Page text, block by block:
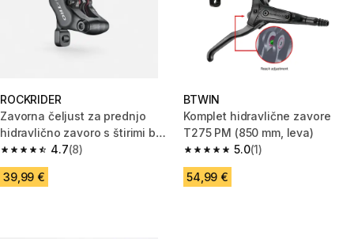
ROCKRIDER
Zavorna čeljust za prednjo
hidravlično zavoro s štirimi bati
M530 z bovdnom
4.7
4.7 od 5 zvezdic from 8 ocene
(8)
39,99 €
BTWIN
Komplet hidravlične zavore
T275 PM (850 mm, leva)
5.0
5.0 od 5 zvezdic from 1 ocene
(1)
54,99 €